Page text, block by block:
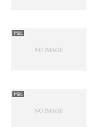
日記
日記